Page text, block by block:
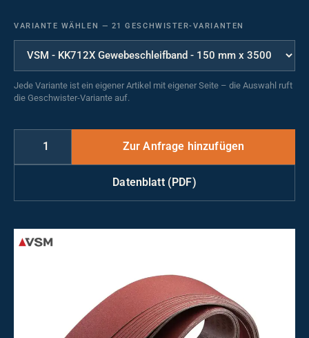
VARIANTE WÄHLEN — 21 GESCHWISTER-VARIANTEN
Jede Variante ist ein eigener Artikel mit eigener Seite – die Auswahl ruft
die Geschwister-Variante auf.
Datenblatt (PDF)